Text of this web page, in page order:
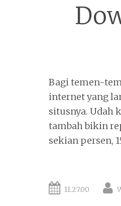
Bagi temen-
internet yang
situsnya. Udah
tambah bikin
sekian persen,
11.27.00